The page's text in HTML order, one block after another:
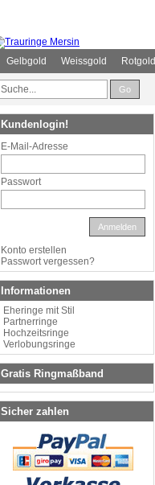
Gelbgold Weissgold Rotgold
Go
Kundenlogin!
E-Mail-Adresse
Passwort
Anmelden
Konto erstellen
Passwort vergessen?
Informationen
Eheringe mit Stil
Partnerringe
Hochzeitsringe
Verlobungsringe
Gratis Ringmaßband
Sicher zahlen